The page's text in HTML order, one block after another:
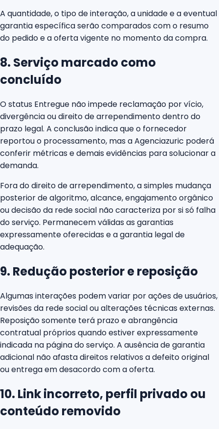
A quantidade, o tipo de interação, a unidade e a eventual
garantia específica serão comparados com o resumo
do pedido e a oferta vigente no momento da compra.
8. Serviço marcado como
concluído
O status Entregue não impede reclamação por vício,
divergência ou direito de arrependimento dentro do
prazo legal. A conclusão indica que o fornecedor
reportou o processamento, mas a Agenciazuric poderá
conferir métricas e demais evidências para solucionar a
demanda.
Fora do direito de arrependimento, a simples mudança
posterior de algoritmo, alcance, engajamento orgânico
ou decisão da rede social não caracteriza por si só falha
do serviço. Permanecem válidas as garantias
expressamente oferecidas e a garantia legal de
adequação.
9. Redução posterior e reposição
Algumas interações podem variar por ações de usuários,
revisões da rede social ou alterações técnicas externas.
Reposição somente terá prazo e abrangência
contratual próprios quando estiver expressamente
indicada na página do serviço. A ausência de garantia
adicional não afasta direitos relativos a defeito original
ou entrega em desacordo com a oferta.
10. Link incorreto, perfil privado ou
conteúdo removido